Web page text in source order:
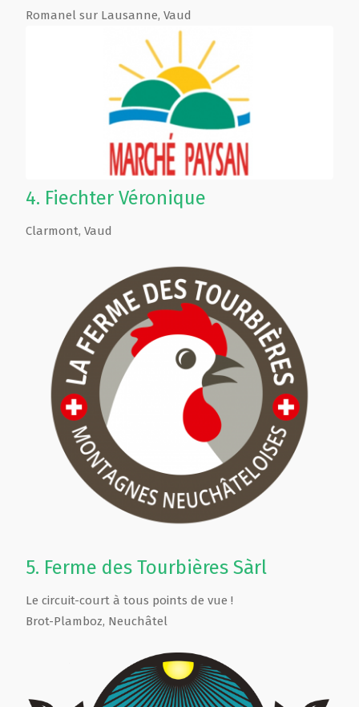
Romanel sur Lausanne, Vaud
4. Fiechter Véronique
Clarmont, Vaud
5. Ferme des Tourbières Sàrl
Le circuit-court à tous points de vue !
Brot-Plamboz, Neuchâtel